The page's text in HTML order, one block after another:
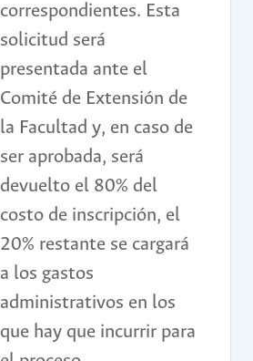
correspondientes. Esta
solicitud será
presentada ante el
Comité de Extensión de
la Facultad y, en caso de
ser aprobada, será
devuelto el 80% del
costo de inscripción, el
20% restante se cargará
a los gastos
administrativos en los
que hay que incurrir para